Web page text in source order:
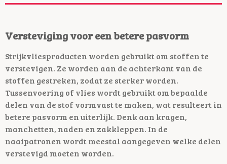
Versteviging voor een betere pasvorm
Strijkvliesproducten worden gebruikt om stoffen te
verstevigen. Ze worden aan de achterkant van de
stoffen gestreken, zodat ze sterker worden.
Tussenvoering of vlies wordt gebruikt om bepaalde
delen van de stof vormvast te maken, wat resulteert in
betere pasvorm en uiterlijk. Denk aan kragen,
manchetten, naden en zakkleppen. In de
naaipatronen wordt meestal aangegeven welke delen
verstevigd moeten worden.